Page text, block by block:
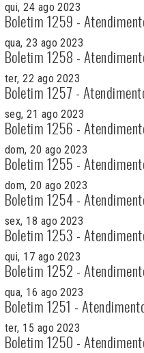
qui, 24 ago 2023
Boletim 1259 -
qua, 23 ago 2023
Boletim 1258 -
ter, 22 ago 2023
Boletim 1257 -
seg, 21 ago 2023
Boletim 1256 -
dom, 20 ago 2023
Boletim 1255 -
dom, 20 ago 2023
Boletim 1254 -
sex, 18 ago 2023
Boletim 1253 -
qui, 17 ago 2023
Boletim 1252 -
qua, 16 ago 2023
Boletim 1251 -
ter, 15 ago 2023
Boletim 1250 -